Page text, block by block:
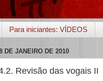
Para iniciantes: VÍDEOS
DE JANEIRO DE 2010
Revisão das vogais II